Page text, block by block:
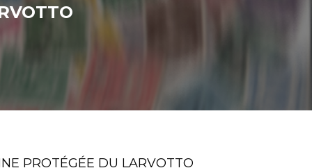
PROTÉGÉE DU LARVOTTO